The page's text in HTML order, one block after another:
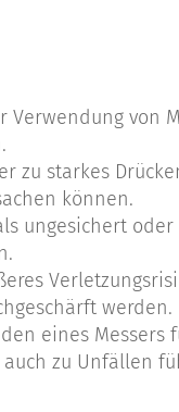
von
zu starkes
können.
ungesichert
werden.
eines
zu Unfällen